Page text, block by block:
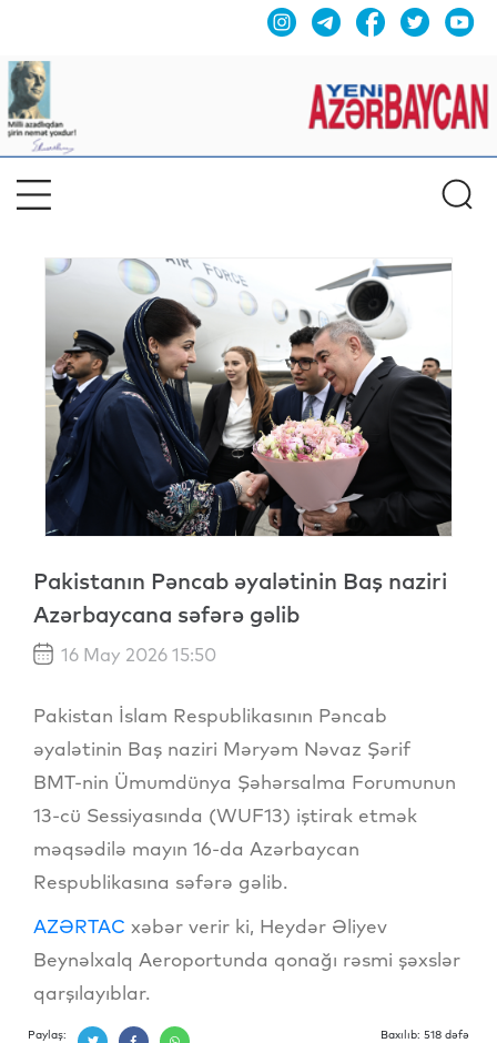
Pakistanın Pəncab əyalətinin Baş naziri
Azərbaycana səfərə gəlib
16 May 2026 15:50
Pakistan İslam Respublikasının Pəncab
əyalətinin Baş naziri Məryəm Nəvaz Şərif
BMT-nin Ümumdünya Şəhərsalma Forumunun
13-cü Sessiyasında (WUF13) iştirak etmək
məqsədilə mayın 16-da Azərbaycan
Respublikasına səfərə gəlib.
AZƏRTAC xəbər verir ki, Heydər Əliyev
Beynəlxalq Aeroportunda qonağı rəsmi şəxslər
qarşılayıblar.
Paylaş: Baxılıb: 518 dəfə